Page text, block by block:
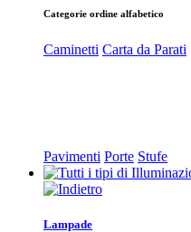
Categorie ordine alfabetico
Caminetti Carta da Parati
Pavimenti Porte Stufe
Lampade